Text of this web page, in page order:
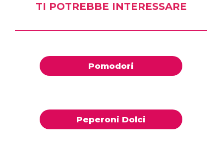
TI POTREBBE INTERESSARE
Pomodori
Peperoni Dolci